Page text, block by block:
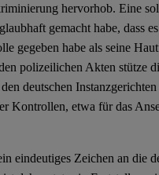
hervorhob. Eine
gemacht habe, dass
gegeben habe als seine
polizeilichen Akten stütze
deutschen
Kontrollen, etwa für das
eindeutiges Zeichen an die